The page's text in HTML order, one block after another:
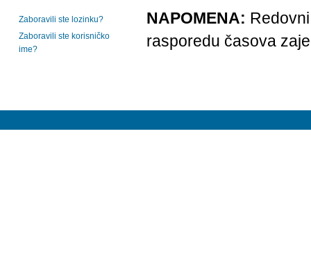
NAPOMENA:
rasporedu časova
Zaboravili ste lozinku?
Zaboravili ste korisničko
ime?